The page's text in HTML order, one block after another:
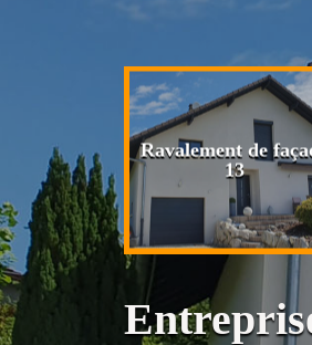
de maison
Ravalement de
13